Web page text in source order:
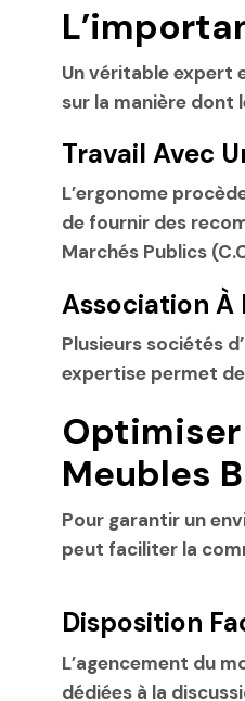
Un véritable expert
sur la manière dont
Travail Avec
L’ergonome
de fournir des
Marchés Publics
Association À
Plusieurs sociétés
expertise permet
Optimiser
Meubles
Pour garantir un
peut faciliter la
Disposition
L’agencement du
dédiées à la